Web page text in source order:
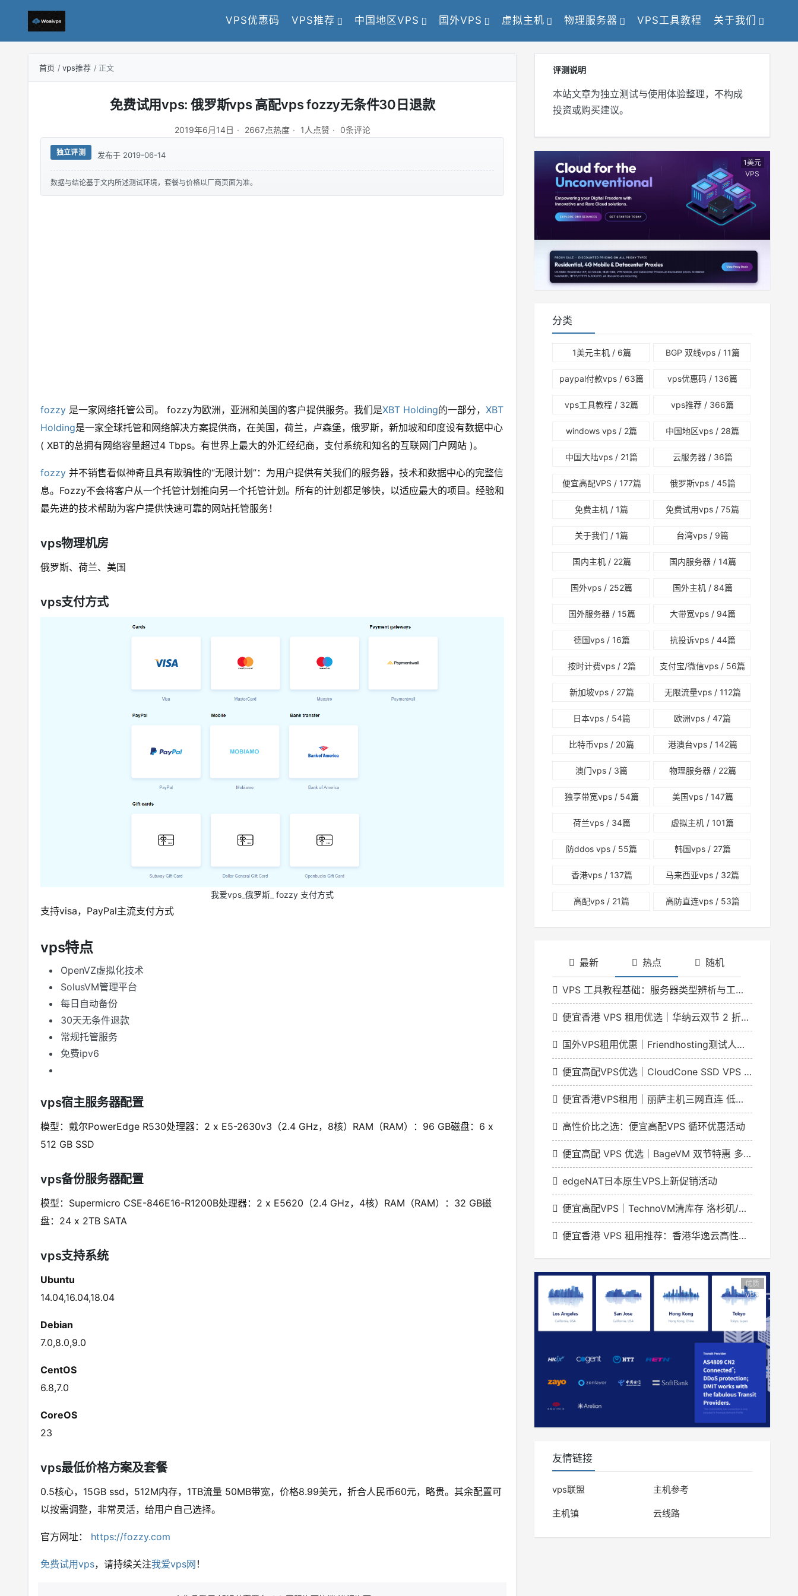
VPS优惠码 VPS推荐 中国地区VPS 国外VPS 虚拟主机 物理服务器 VPS工具教程 关于我们
首页 vps推荐 正文
免费试用vps: 俄罗斯vps 高配vps fozzy无条件30日退款
2019年6月14日 2667点热度 1人点赞 0条评论
独立评测 发布于 2019-06-14
数据与结论基于文内所述测试环境，套餐与价格以厂商页面为准。
fozzy 是一家网络托管公司。 fozzy为欧洲，亚洲和美国的客户提供服务。我们是XBT Holding的一部分， XBT
Holding是一家全球托管和网络解决方案提供商，在美国，荷兰，卢森堡，俄罗斯，新加坡和印度设有数据中心
( XBT的总拥有网络容量超过4 Tbps。有世界上最大的外汇经纪商，支付系统和知名的互联网门户网站 )。
fozzy 并不销售看似神奇且具有欺骗性的“无限计划”：为用户提供有关我们的服务器，技术和数据中心的完整信
息。Fozzy不会将客户从一个托管计划推向另一个托管计划。所有的计划都足够快，以适应最大的项目。经验和
最先进的技术帮助为客户提供快速可靠的网站托管服务！
vps物理机房
俄罗斯、荷兰、美国
vps支付方式
我爱vps_俄罗斯_ fozzy 支付方式
支持visa，PayPal主流支付方式
vps特点
OpenVZ虚拟化技术
SolusVM管理平台
每日自动备份
30天无条件退款
常规托管服务
免费ipv6
vps宿主服务器配置
模型：戴尔PowerEdge R530处理器：2 x E5-2630v3（2.4 GHz，8核）RAM（RAM）：96 GB磁盘：6 x
512 GB SSD
vps备份服务器配置
模型：Supermicro CSE-846E16-R1200B处理器：2 x E5620（2.4 GHz，4核）RAM（RAM）：32 GB磁
盘：24 x 2TB SATA
vps支持系统
Ubuntu
14.04,16.04,18.04
Debian
7.0,8.0,9.0
CentOS
6.8,7.0
CoreOS
23
vps最低价格方案及套餐
0.5核心，15GB ssd，512M内存，1TB流量 50MB带宽，价格8.99美元，折合人民币60元，略贵。其余配置可
以按需调整，非常灵活，给用户自己选择。
官方网址： https://fozzy.com
免费试用vps，请持续关注我爱vps网 ！
评测说明
本站文章为独立测试与使用体验整理，不构成
投资或购买建议。
1美元
VPS
分类
1美元主机/ 6篇 BGP 双线vps/ 11篇
paypal付款vps / 63篇 vps优惠码 / 136篇
vps工具教程 / 32篇 vps推荐 / 366篇
windows vps / 2篇 中国地区vps / 28篇
中国大陆vps / 21篇 云服务器/ 36篇
便宜高配VPS / 177篇 俄罗斯vps/ 45篇
免费主机 / 1篇 免费试用vps / 75篇
关于我们 / 1篇 台湾vps / 9篇
国内主机/ 22篇 国内服务器/ 14篇
国外vps / 252篇 国外主机/ 84篇
国外服务器/ 15篇 大带宽vps/ 94篇
德国vps/ 16篇 抗投诉vps/ 44篇
按时计费vps/ 2篇 支付宝/微信vps / 56篇
新加坡vps/ 27篇 无限流量vps/ 112篇
日本vps/ 54篇 欧洲vps / 47篇
比特币vps / 20篇 港澳台vps/ 142篇
澳门vps / 3篇 物理服务器/ 22篇
独享带宽vps/ 54篇 美国vps/ 147篇
荷兰vps/ 34篇 虚拟主机 / 101篇
防ddos vps / 55篇 韩国vps/ 27篇
香港vps/ 137篇 马来西亚vps / 32篇
高配vps / 21篇 高防直连vps/ 53篇
最新 热点 随机
VPS 工具教程基础：服务器类型辨析与工具适配指南
便宜香港 VPS 租用优选｜华纳云双节 2 折特惠 香港云低至 166 元 / 月
国外VPS租用优惠｜Friendhosting测试人员日VDS最高5折
便宜高配VPS优选｜CloudCone SSD VPS 实例1GB起年付20美元洛杉矶节点
便宜香港VPS租用｜丽萨主机三网直连 低延迟解锁流媒体
高性价比之选：便宜高配VPS 循环优惠活动
便宜高配 VPS 优选｜BageVM 双节特惠 多地区机型月付低至 $1.79
edgeNAT日本原生VPS上新促销活动
便宜高配VPS｜TechnoVM清库存 洛杉矶/香港机型低至9.9元/月
便宜香港 VPS 租用推荐：香港华逸云高性价比网络方案
优质
VPS
友情链接
vps联盟 主机参考
主机镇 云线路